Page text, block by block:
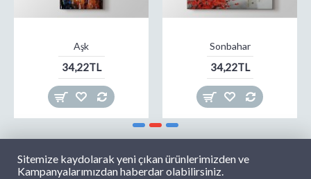
Aşk
34,22TL
Sonbahar
34,22TL
Sitemize kaydolarak yeni çıkan ürünlerimizden ve
Kampanyalarımızdan haberdar olabilirsiniz.